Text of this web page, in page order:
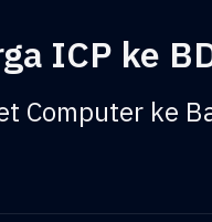
ICP ke
Computer ke